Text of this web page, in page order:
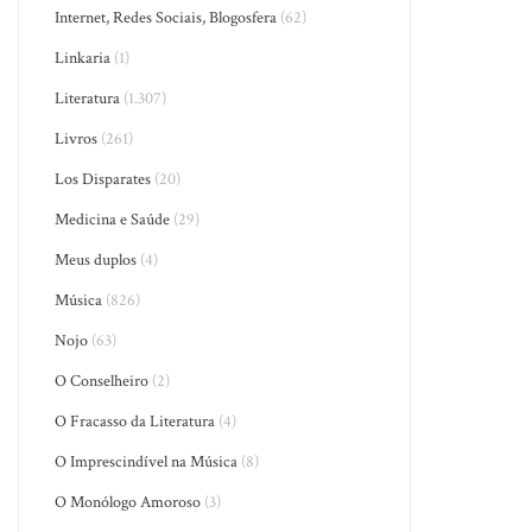
Internet, Redes Sociais, Blogosfera (62)
Linkaria (1)
Literatura (1.307)
Livros (261)
Los Disparates (20)
Medicina e Saúde (29)
Meus duplos (4)
Música (826)
Nojo (63)
O Conselheiro (2)
O Fracasso da Literatura (4)
O Imprescindível na Música (8)
O Monólogo Amoroso (3)